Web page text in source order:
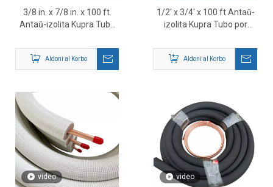
3/8 in. x 7/8 in. x 100 ft.
Antaŭ-izolita Kupra Tubo
Aldoni al Korbo
1/2' x 3/4' x 100 ft Antaŭ-
izolita Kupra Tubo por
Sistemoj
Aldoni al Korbo
video video